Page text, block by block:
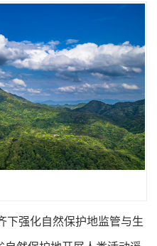
下强化自然保护地监管与生